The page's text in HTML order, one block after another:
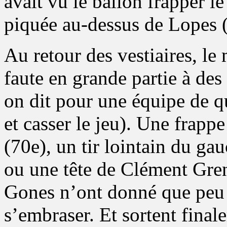
piquée au-dessus de Lopes
Au retour des vestiaires, le
faute en grande partie à
on dit pour une équipe de
et casser le jeu). Une
(70e), un tir lointain du
ou une tête de Clément
Gones n’ont donné que
s’embraser. Et sortent